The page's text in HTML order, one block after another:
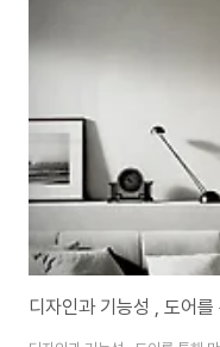
는 고압전류로 충격이 가해지는